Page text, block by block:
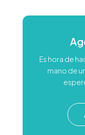
Es hora de
mano de